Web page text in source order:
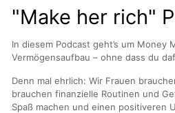
"Make her rich"
In diesem Podcast geht’s um
Vermögensaufbau – ohne dass du
Denn mal ehrlich: Wir Frauen
brauchen finanzielle Routinen und
Spaß machen und einen positiveren